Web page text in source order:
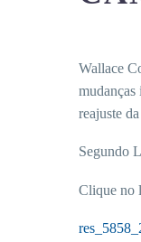
Wallace
mudanças
reajuste
Segundo
Clique no